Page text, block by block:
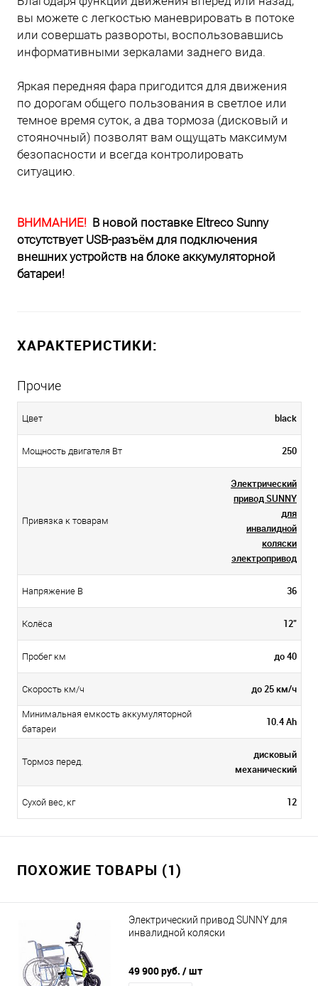
вы можете с легкостью маневрировать в потоке
или совершать развороты, воспользовавшись
информативными зеркалами заднего вида.
Яркая передняя фара пригодится для движения
по дорогам общего пользования в светлое или
темное время суток, а два тормоза (дисковый и
стояночный) позволят вам ощущать максимум
безопасности и всегда контролировать
ситуацию.
ВНИМАНИЕ! В новой поставке Eltreco Sunny
отсутствует USB-разъём для подключения
внешних устройств на блоке аккумуляторной
батареи!
ХАРАКТЕРИСТИКИ:
Прочие
Цвет black
Мощность двигателя Вт 250
Привязка к товарам
Электрический
привод SUNNY
для
инвалидной
коляски
электропривод
Напряжение В 36
Колёса 12"
Пробег км до 40
Скорость км/ч до 25 км/ч
Минимальная емкость аккумуляторной
батареи
10.4 Ah
Тормоз перед.
дисковый
механический
Сухой вес, кг 12
ПОХОЖИЕ ТОВАРЫ (1)
Электрический привод SUNNY для
инвалидной коляски
49 900 руб. / шт